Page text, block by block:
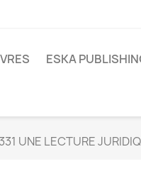
ESKA
UNE LECTURE